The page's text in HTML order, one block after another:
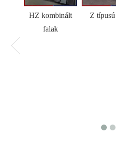
HZ kombinált
falak
Z